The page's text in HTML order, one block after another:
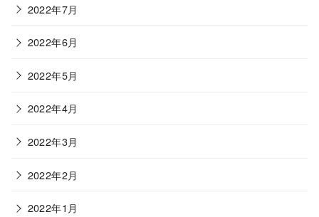
2022年7月
2022年6月
2022年5月
2022年4月
2022年3月
2022年2月
2022年1月